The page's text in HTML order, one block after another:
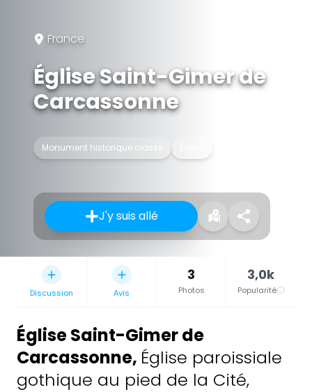
France
Église Saint-Gimer de
Carcassonne
Monument historique classé
J'y suis allé
Discussion Avis
3
Photos
3,0k
Popularité
Église Saint-Gimer de
Carcassonne, Église paroissiale
gothique au pied de la Cité,